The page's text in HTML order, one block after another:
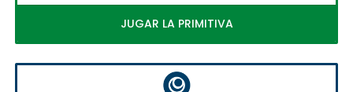
JUGAR LA PRIMITIVA